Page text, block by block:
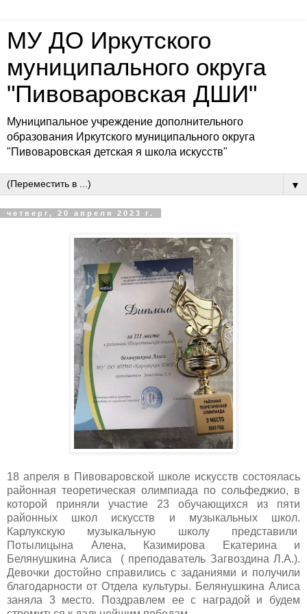
МУ ДО Иркутского
муниципального округа
"Пивоваровская ДШИ"
Муниципальное учреждение дополнительного
образования Иркутского муниципального округа
"Пивоваровская детская я школа искусств"
▼
четверг, 20 апреля 2023 г.
18 апреля в Пивоваровской школе искусств состоялась
районная теоретическая олимпиада по сольфеджио, в
которой приняли участие 23 обучающихся из пяти
районных школ искусств и музыкальных школ.
Карлукскую музыкальную школу представили
Потылицына Алена, Казимирова Екатерина и
Белянушкина Алиса ( преподаватель Загвоздина Л.А.).
Девочки достойно справились с заданиями и получили
благодарности от Отдела культуры. Белянушкина Алиса
заняла 3 место. Поздравлем ее с наградой и будем